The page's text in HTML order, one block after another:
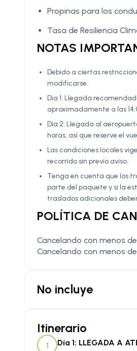
Propinas para los
Tasa de Resiliencia
NOTAS
Debido a ciertas
modificarse.
Día 1: Llegada
aproximadamente a las
Día 2: Llegada al
horas, así que reserve el
Las condiciones locales
recorrido sin previo aviso.
Tenga en cuenta que los
parte del paquete y si la
traslados adicionales
POLÍTICA DE
Cancelando con menos
Cancelando con menos
No incluye
Itinerario
1
Día 1: LLEGADA A